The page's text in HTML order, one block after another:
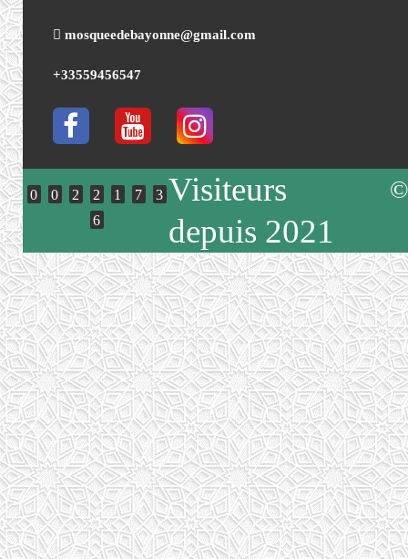
mosqueedebayonne@gmail.com
+33559456547
0 0 2 2 1 7
3
6
Visiteurs
depuis 2021